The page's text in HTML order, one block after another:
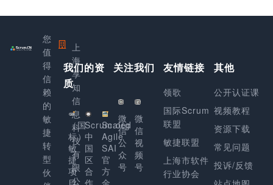
您
值
得
信
赖
的
敏
捷
转
型
伙
上
海
享
知
信
息
科
技
有
限
公
我们的资
质
（国
标）
敏
捷
项
Scrum.org
中
国
区
合
Scaled
Agile
SAI
官
方
关注我们
微
信
公
众
号
微
信
视
频
号
友情链接
领歌
国际Scrum
联盟
敏捷联盟
上海市软件
行业协会
其他
公开认证课
视频教程
资源下载
常见问题
投诉/反馈